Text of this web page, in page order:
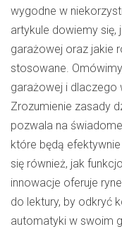
wygodne w
artykule dowiemy się,
garażowej oraz jakie
stosowane.
garażowej i dlaczego
Zrozumienie zasady
pozwala na
które będą
się również, jak
innowacje oferuje
do lektury, by odkryć
automatyki w swoim